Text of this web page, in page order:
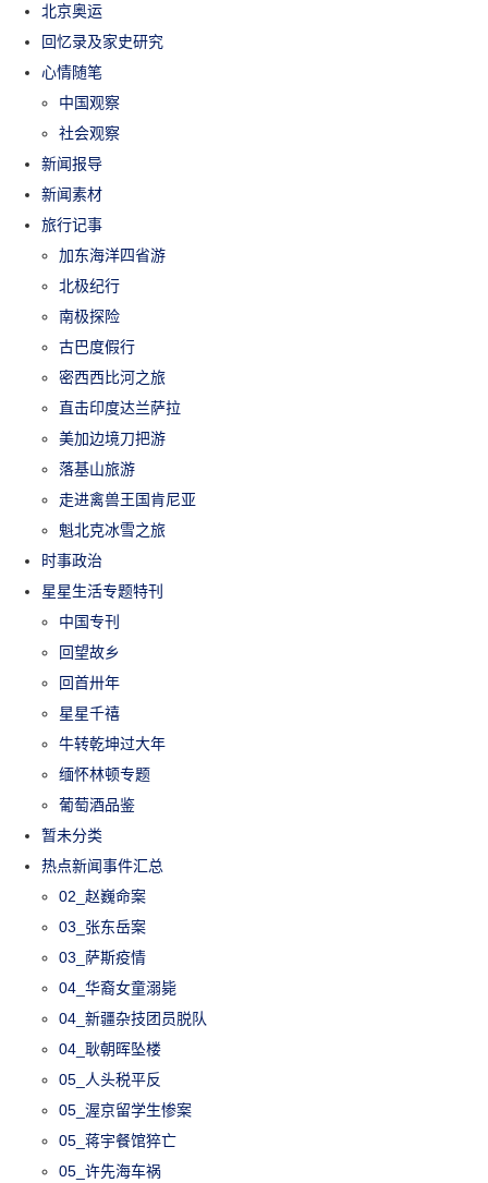
北京奥运
回忆录及家史研究
心情随笔
中国观察
社会观察
新闻报导
新闻素材
旅行记事
加东海洋四省游
北极纪行
南极探险
古巴度假行
密西西比河之旅
直击印度达兰萨拉
美加边境刀把游
落基山旅游
走进禽兽王国肯尼亚
魁北克冰雪之旅
时事政治
星星生活专题特刊
中国专刊
回望故乡
回首卅年
星星千禧
牛转乾坤过大年
缅怀林顿专题
葡萄酒品鉴
暂未分类
热点新闻事件汇总
02_赵巍命案
03_张东岳案
03_萨斯疫情
04_华裔女童溺毙
04_新疆杂技团员脱队
04_耿朝晖坠楼
05_人头税平反
05_渥京留学生惨案
05_蒋宇餐馆猝亡
05_许先海车祸